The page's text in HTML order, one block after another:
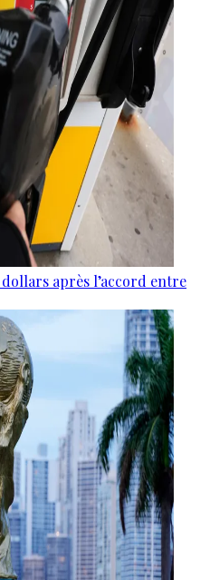
après l’accord entre